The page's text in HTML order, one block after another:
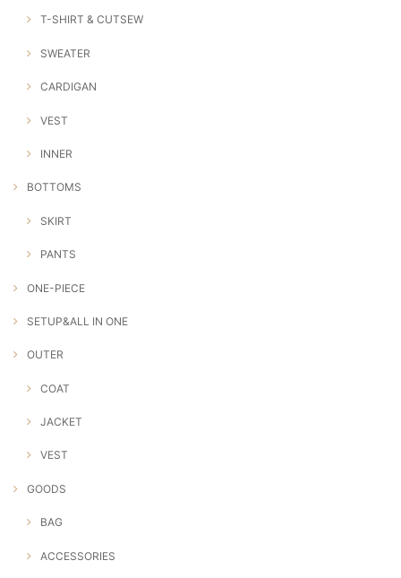
T-SHIRT & CUTSEW
SWEATER
CARDIGAN
VEST
INNER
BOTTOMS
SKIRT
PANTS
ONE-PIECE
SETUP&ALL IN ONE
OUTER
COAT
JACKET
VEST
GOODS
BAG
ACCESSORIES